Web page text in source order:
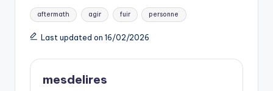
Tags:
aftermath agir fuir personne
Last updated on 16/02/2026
mesdelires